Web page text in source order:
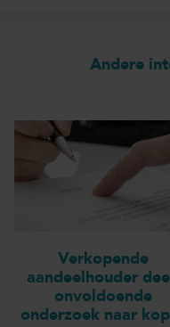
Andere
Verkopende
aandeelhouder
onvoldoende
onderzoek naar